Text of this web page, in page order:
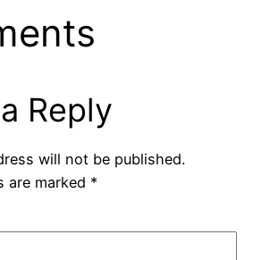
Reply
will not be published.
are marked *